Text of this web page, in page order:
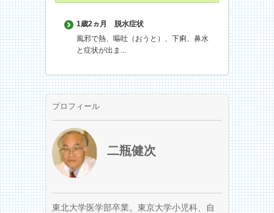
1歳2ヵ月
脱水症状
風邪で熱、嘔吐（おうと）、下痢、鼻水
と症状が出ま...
プロフィール
二瓶健次
東北大学医学部卒業。東京大学小児科、自